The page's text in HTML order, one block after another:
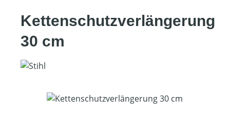
Kettenschutzverlängerung
30 cm
Bildergalerie überspringen